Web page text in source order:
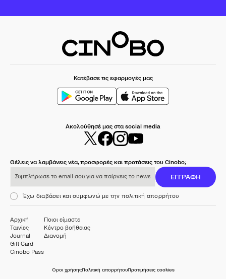
Κατέβασε τις εφαρμογές μας
Ακολούθησέ μας στα social media
Θέλεις να λαμβάνεις νέα, προσφορές και προτάσεις του Cinobo;
ΕΓΓΡΑΦΗ
Έχω διαβάσει και συμφωνώ με την πολιτική απορρήτου
Αρχική
Ταινίες
Journal
Gift Card
Cinobo Pass
Ποιοι είμαστε
Κέντρο βοήθειας
Διανομή
Όροι χρήσηςΠολιτική απορρήτουΠροτιμήσεις cookies